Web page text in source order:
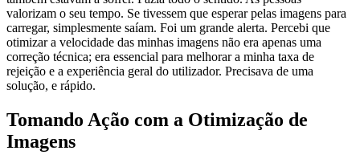
valorizam o seu tempo. Se tivessem que esperar pelas imagens para
carregar, simplesmente saíam. Foi um grande alerta. Percebi que
otimizar a velocidade das minhas imagens não era apenas uma
correção técnica; era essencial para melhorar a minha taxa de
rejeição e a experiência geral do utilizador. Precisava de uma
solução, e rápido.
Tomando Ação com a Otimização de
Imagens